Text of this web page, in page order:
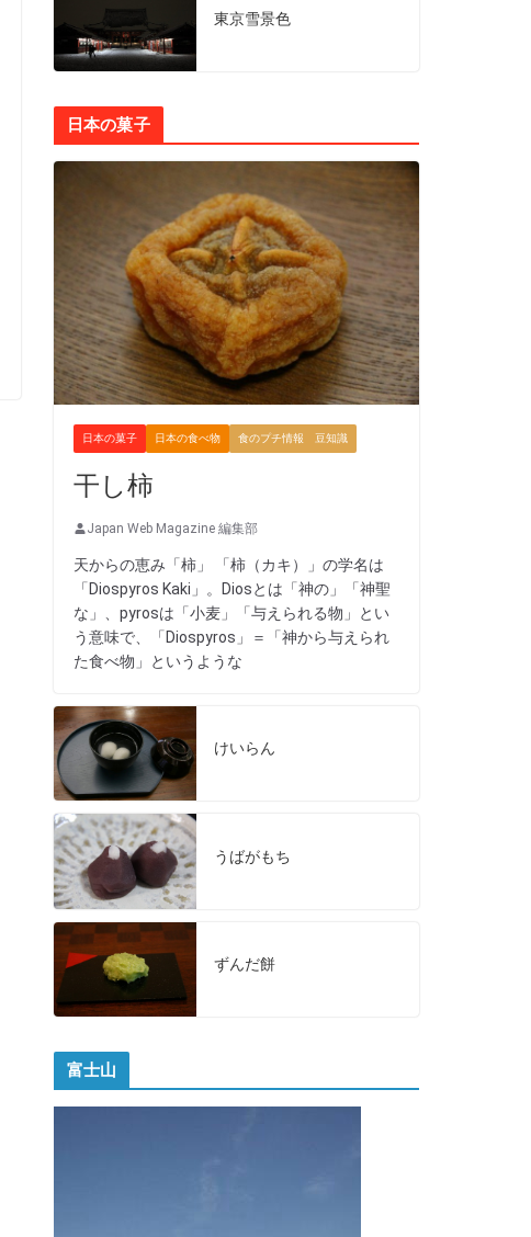
東京雪景色
日本の菓子
日本の菓子 日本の食べ物 食のプチ情報 豆知識
干し柿
Japan Web Magazine 編集部
天からの恵み「柿」 「柿（カキ）」の学名は
「Diospyros Kaki」。Diosとは「神の」「神聖
な」、pyrosは「小麦」「与えられる物」とい
う意味で、「Diospyros」＝「神から与えられ
た食べ物」というような
けいらん
うばがもち
ずんだ餅
富士山